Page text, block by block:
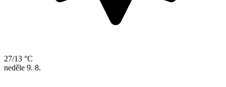
27/13 °C
neděle 9. 8.